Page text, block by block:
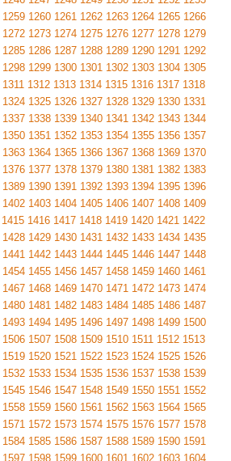
1259 1260 1261 1262 1263 1264 1265 1266
1272 1273 1274 1275 1276 1277 1278 1279
1285 1286 1287 1288 1289 1290 1291 1292
1298 1299 1300 1301 1302 1303 1304 1305
1311 1312 1313 1314 1315 1316 1317 1318
1324 1325 1326 1327 1328 1329 1330 1331
1337 1338 1339 1340 1341 1342 1343 1344
1350 1351 1352 1353 1354 1355 1356 1357
1363 1364 1365 1366 1367 1368 1369 1370
1376 1377 1378 1379 1380 1381 1382 1383
1389 1390 1391 1392 1393 1394 1395 1396
1402 1403 1404 1405 1406 1407 1408 1409
1415 1416 1417 1418 1419 1420 1421 1422
1428 1429 1430 1431 1432 1433 1434 1435
1441 1442 1443 1444 1445 1446 1447 1448
1454 1455 1456 1457 1458 1459 1460 1461
1467 1468 1469 1470 1471 1472 1473 1474
1480 1481 1482 1483 1484 1485 1486 1487
1493 1494 1495 1496 1497 1498 1499 1500
1506 1507 1508 1509 1510 1511 1512 1513
1519 1520 1521 1522 1523 1524 1525 1526
1532 1533 1534 1535 1536 1537 1538 1539
1545 1546 1547 1548 1549 1550 1551 1552
1558 1559 1560 1561 1562 1563 1564 1565
1571 1572 1573 1574 1575 1576 1577 1578
1584 1585 1586 1587 1588 1589 1590 1591
1597 1598 1599 1600 1601 1602 1603 1604